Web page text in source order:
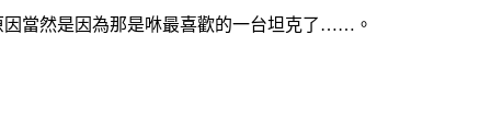
因當然是因為那是咻最喜歡的一台坦克了……。